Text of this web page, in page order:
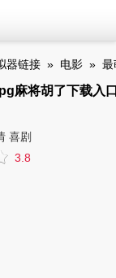
器链接 » 电影 » 最
麻将胡了下载入
喜剧
3.8